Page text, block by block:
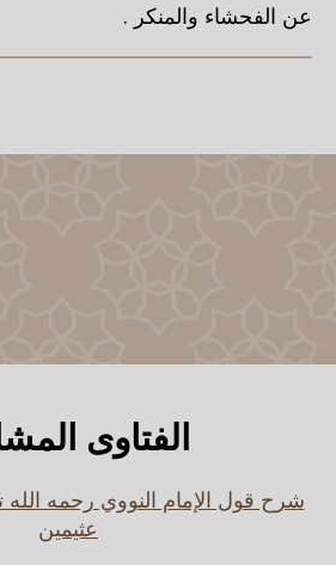
عن الفحشاء والمنكر .
الفتاوى
شرح قول الإمام النووي رحمه الله
عثيمين